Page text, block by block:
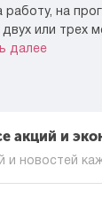
на
или трех
далее
акций и
и новостей